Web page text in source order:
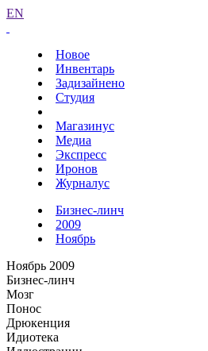
EN
Новое
Инвентарь
Задизайнено
Студия
Магазинус
Медиа
Экспресс
Иронов
Журналус
Бизнес-линч
2009
Ноябрь
Ноябрь 2009
Бизнес-линч
Мозг
Понос
Дрюкенция
Идиотека